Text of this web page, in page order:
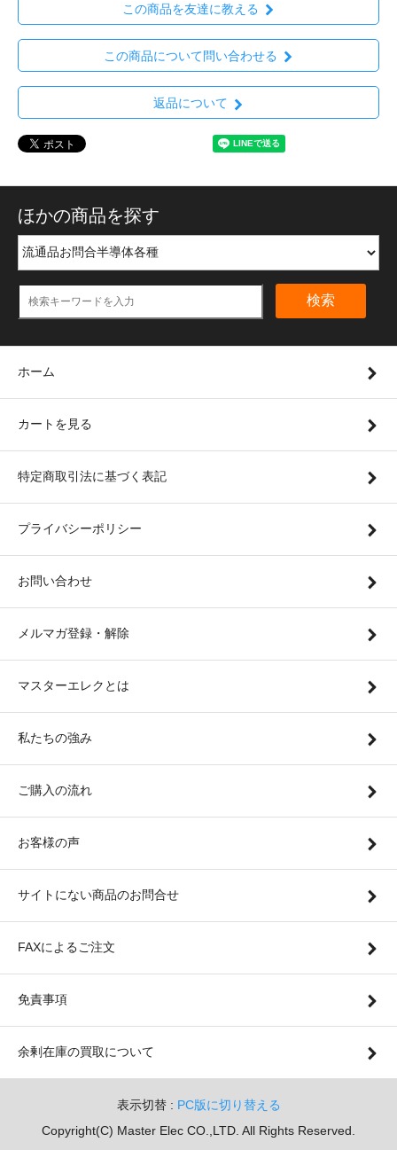
この商品を友達に教える
この商品について問い合わせる
返品について
ほかの商品を探す
検索
ホーム
カートを見る
特定商取引法に基づく表記
プライバシーポリシー
お問い合わせ
メルマガ登録・解除
マスターエレクとは
私たちの強み
ご購入の流れ
お客様の声
サイトにない商品のお問合せ
FAXによるご注文
免責事項
余剰在庫の買取について
表示切替 : PC版に切り替える
Copyright(C) Master Elec CO.,LTD. All Rights Reserved.